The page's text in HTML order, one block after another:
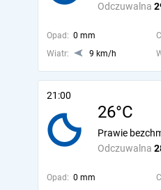
Odczuwalna
Opad: 0 mm
Wiatr:
9 km/h
21:00
26°C
Odczuwalna
Prawie
Opad: 0 mm